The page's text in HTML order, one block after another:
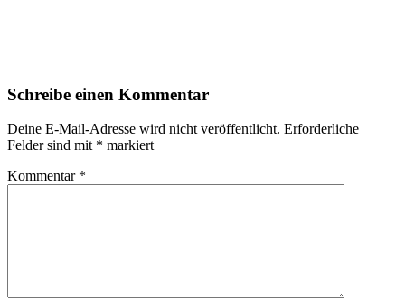
Schreibe einen Kommentar
Deine E-Mail-Adresse wird nicht veröffentlicht. Erforderliche
Felder sind mit * markiert
Kommentar *